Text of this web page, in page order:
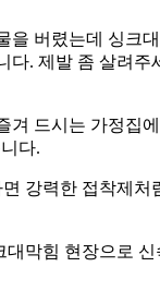
을 버렸는데 싱크
다. 제발 좀 살려주
겨 드시는 가정집
다.
강력한 접착제처
대막힘 현장으로 신